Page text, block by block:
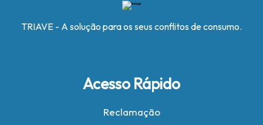
TRIAVE - A solução para os seus conflitos de consumo.
Acesso Rápido
Reclamação